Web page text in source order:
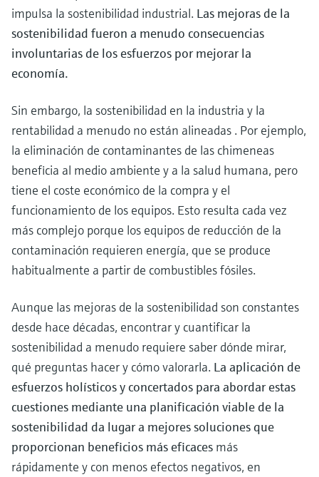
impulsa la sostenibilidad industrial. Las mejoras de la
sostenibilidad fueron a menudo consecuencias
involuntarias de los esfuerzos por mejorar la
economía.
Sin embargo, la sostenibilidad en la industria y la
rentabilidad a menudo no están alineadas . Por ejemplo,
la eliminación de contaminantes de las chimeneas
beneficia al medio ambiente y a la salud humana, pero
tiene el coste económico de la compra y el
funcionamiento de los equipos. Esto resulta cada vez
más complejo porque los equipos de reducción de la
contaminación requieren energía, que se produce
habitualmente a partir de combustibles fósiles.
Aunque las mejoras de la sostenibilidad son constantes
desde hace décadas, encontrar y cuantificar la
sostenibilidad a menudo requiere saber dónde mirar,
qué preguntas hacer y cómo valorarla. La aplicación de
esfuerzos holísticos y concertados para abordar estas
cuestiones mediante una planificación viable de la
sostenibilidad da lugar a mejores soluciones que
proporcionan beneficios más eficaces más
rápidamente y con menos efectos negativos, en